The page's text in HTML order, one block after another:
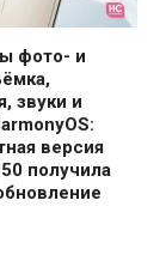
фото- и
звуки и
версия
получила